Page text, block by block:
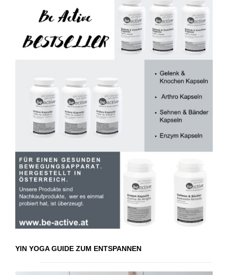
YIN YOGA GUIDE ZUM ENTSPANNEN